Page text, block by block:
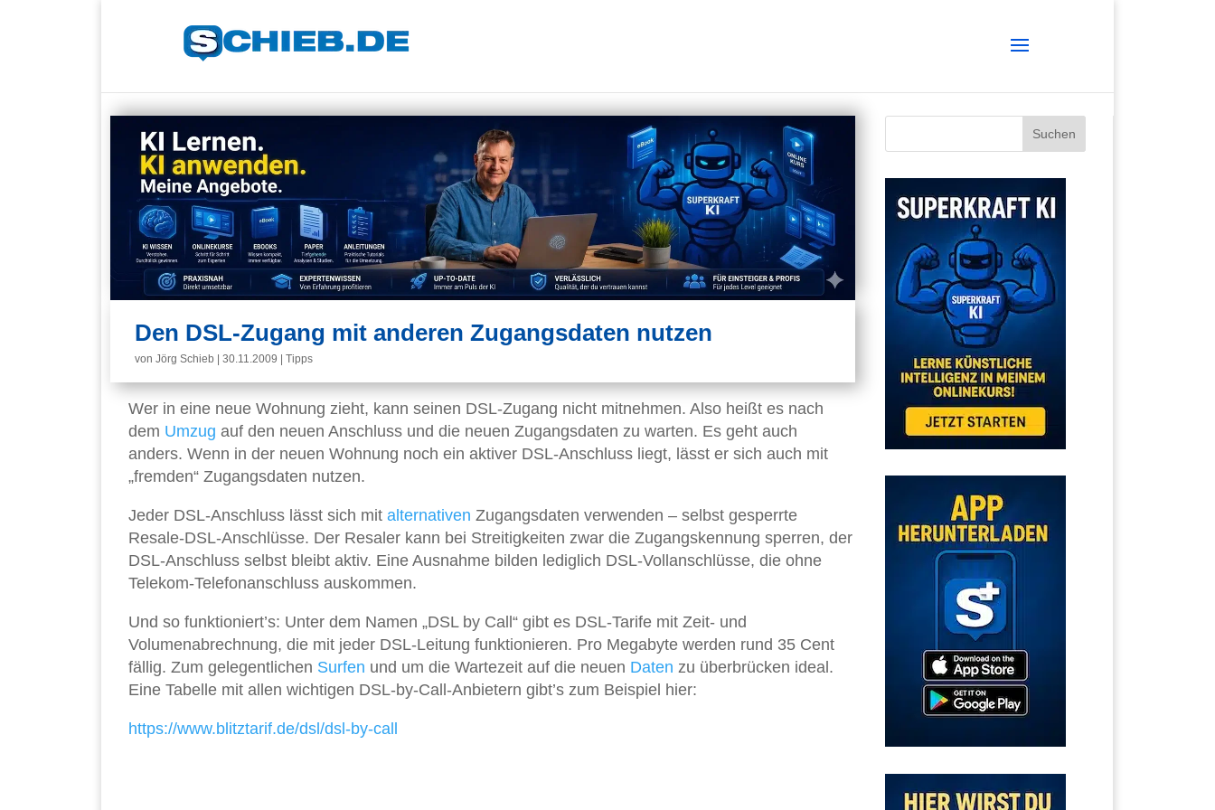
Den DSL-Zugang mit anderen Zugangsdaten nutzen
von Jörg Schieb 30.11.2009 Tipps
Wer in eine neue Wohnung zieht, kann seinen DSL-Zugang nicht mitnehmen. Also heißt es nach
dem Umzug auf den neuen Anschluss und die neuen Zugangsdaten zu warten. Es geht auch
anders. Wenn in der neuen Wohnung noch ein aktiver DSL-Anschluss liegt, lässt er sich auch mit
„fremden“ Zugangsdaten nutzen.
Jeder DSL-Anschluss lässt sich mit alternativen Zugangsdaten verwenden – selbst gesperrte
Resale-DSL-Anschlüsse. Der Resaler kann bei Streitigkeiten zwar die Zugangskennung sperren, der
DSL-Anschluss selbst bleibt aktiv. Eine Ausnahme bilden lediglich DSL-Vollanschlüsse, die ohne
Telekom-Telefonanschluss auskommen.
Und so funktioniert’s: Unter dem Namen „DSL by Call“ gibt es DSL-Tarife mit Zeit- und
Volumenabrechnung, die mit jeder DSL-Leitung funktionieren. Pro Megabyte werden rund 35 Cent
fällig. Zum gelegentlichen Surfen und um die Wartezeit auf die neuen Daten zu überbrücken ideal.
Eine Tabelle mit allen wichtigen DSL-by-Call-Anbietern gibt’s zum Beispiel hier:
https://www.blitztarif.de/dsl/dsl-by-call